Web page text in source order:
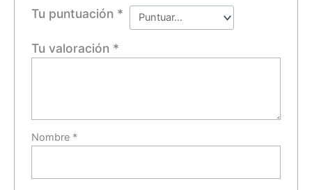
Tu puntuación *
Tu valoración *
Nombre *